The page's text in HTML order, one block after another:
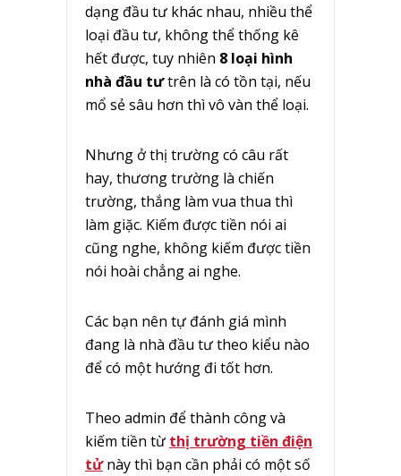
dạng đầu tư khác nhau, nhiều thể
loại đầu tư, không thể thống kê
hết được, tuy nhiên 8 loại hình
nhà đầu tưtrên là có tồn tại, nếu
mổ sẻ sâu hơn thì vô vàn thể loại.
Nhưng ở thị trường có câu rất
hay, thương trường là chiến
trường, thắng làm vua thua thì
làm giặc. Kiếm được tiền nói ai
cũng nghe, không kiếm được tiền
nói hoài chẳng ai nghe.
Các bạn nên tự đánh giá mình
đang là nhà đầu tư theo kiểu nào
để có một hướng đi tốt hơn.
Theo admin để thành công và
kiếm tiền từ thị trường tiền điện
tửnày thì bạn cần phải có một số